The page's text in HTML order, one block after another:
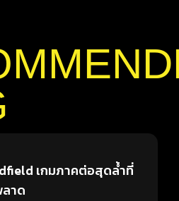
เกมภาคต่อสุดล้ำที่
าด